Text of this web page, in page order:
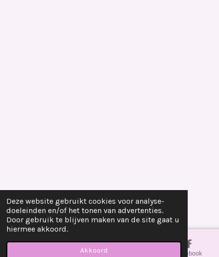
Deze website gebruikt cookies voor analyse-
doeleinden en/of het tonen van advertenties.
Door gebruik te blijven maken van de site gaat u
hiermee akkoord.
Akkoord
Telefoonnummer Facebook